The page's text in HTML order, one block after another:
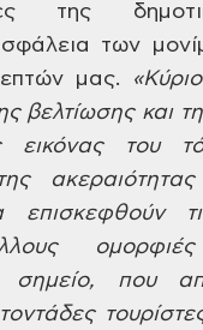
της
των
μας.
βελτίωσηςκαι
εικόνας του
επισκεφθούν
σημείο, που